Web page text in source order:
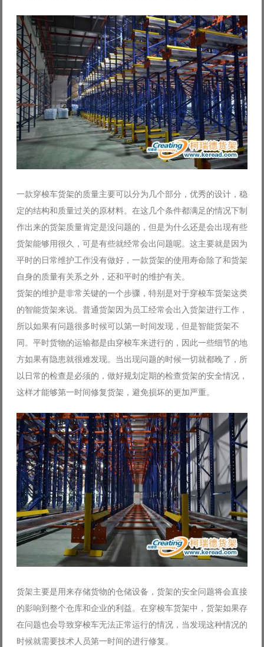
一款穿梭车货架的质量主要可以分为几个部分，优秀的设计，稳
定的结构和质量过关的原材料。在这几个条件都满足的情况下制
作出来的货架质量肯定是没问题的，但是为什么还是会出现有些
货架能够用很久，可是有些就经常会出问题呢。这主要就是因为
平时的日常维护工作没有做好，一款货架的使用寿命除了和货架
自身的质量有关系之外，还和平时的维护有关。
货架的维护是非常关键的一个步骤，特别是对于穿梭车货架这类
的智能货架来说。普通货架因为员工经常会出入货架进行工作，
所以如果有问题很多时候可以第一时间发现，但是智能货架不
同。平时货物的运输都是由穿梭车来进行的，因此一些细节的地
方如果有隐患就很难发现。当出现问题的时候一切就都晚了，所
以日常的检查是必须的，做好规划定期的检查货架的安全情况，
这样才能够第一时间修复货架，避免损坏的更加严重。
货架主要是用来存储货物的仓储设备，货架的安全问题将会直接
的影响到整个仓库和企业的利益。在穿梭车货架中，货架如果存
在问题也会导致穿梭车无法正常运行的情况，当发现这种情况的
时候就需要技术人员第一时间的进行修复。